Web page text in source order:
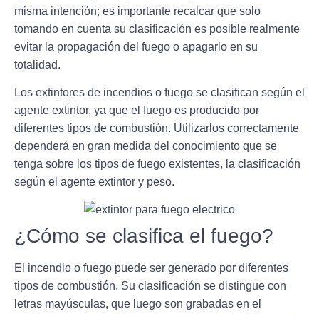
misma intención; es importante recalcar que solo
tomando en cuenta su clasificación es posible realmente
evitar la propagación del fuego o apagarlo en su
totalidad.
Los extintores de incendios o fuego se clasifican según el
agente extintor, ya que el fuego es producido por
diferentes tipos de combustión. Utilizarlos correctamente
dependerá en gran medida del conocimiento que se
tenga sobre los tipos de fuego existentes, la clasificación
según el agente extintor y peso.
¿Cómo se clasifica el fuego?
El incendio o fuego puede ser generado por diferentes
tipos de combustión. Su clasificación se distingue con
letras mayúsculas, que luego son grabadas en el